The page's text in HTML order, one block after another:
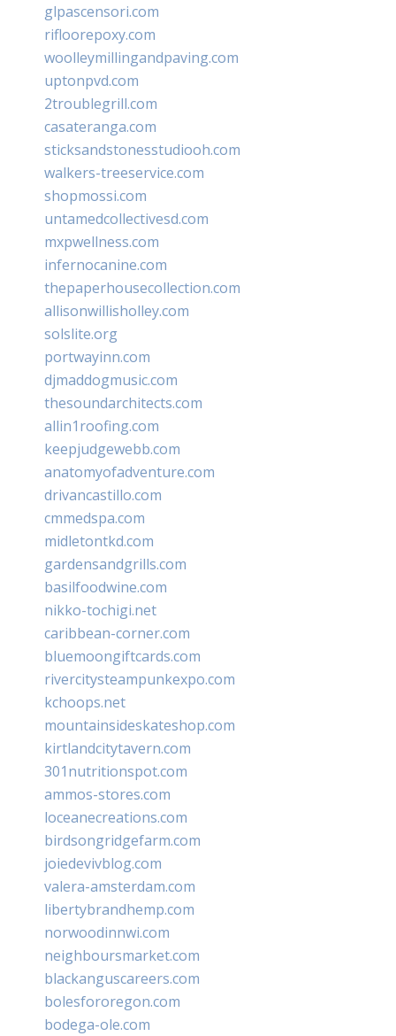
glpascensori.com
rifloorepoxy.com
woolleymillingandpaving.com
uptonpvd.com
2troublegrill.com
casateranga.com
sticksandstonesstudiooh.com
walkers-treeservice.com
shopmossi.com
untamedcollectivesd.com
mxpwellness.com
infernocanine.com
thepaperhousecollection.com
allisonwillisholley.com
solslite.org
portwayinn.com
djmaddogmusic.com
thesoundarchitects.com
allin1roofing.com
keepjudgewebb.com
anatomyofadventure.com
drivancastillo.com
cmmedspa.com
midletontkd.com
gardensandgrills.com
basilfoodwine.com
nikko-tochigi.net
caribbean-corner.com
bluemoongiftcards.com
rivercitysteampunkexpo.com
kchoops.net
mountainsideskateshop.com
kirtlandcitytavern.com
301nutritionspot.com
ammos-stores.com
loceanecreations.com
birdsongridgefarm.com
joiedevivblog.com
valera-amsterdam.com
libertybrandhemp.com
norwoodinnwi.com
neighboursmarket.com
blackanguscareers.com
bolesfororegon.com
bodega-ole.com